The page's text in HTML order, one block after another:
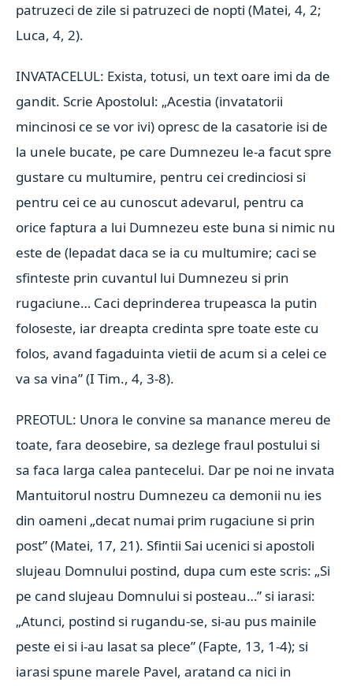
patruzeci de zile si patruzeci de nopti (Matei, 4, 2;
Luca, 4, 2).
INVATACELUL: Exista, totusi, un text oare imi da de
gandit. Scrie Apostolul: „Acestia (invatatorii
mincinosi ce se vor ivi) opresc de la casatorie isi de
la unele bucate, pe care Dumnezeu le-a facut spre
gustare cu multumire, pentru cei credinciosi si
pentru cei ce au cunoscut adevarul, pentru ca
orice faptura a lui Dumnezeu este buna si nimic nu
este de (lepadat daca se ia cu multumire; caci se
sfinteste prin cuvantul lui Dumnezeu si prin
rugaciune… Caci deprinderea trupeasca la putin
foloseste, iar dreapta credinta spre toate este cu
folos, avand fagaduinta vietii de acum si a celei ce
va sa vina” (I Tim., 4, 3-8).
PREOTUL: Unora le convine sa manance mereu de
toate, fara deosebire, sa dezlege fraul postului si
sa faca larga calea pantecelui. Dar pe noi ne invata
Mantuitorul nostru Dumnezeu ca demonii nu ies
din oameni „decat numai prim rugaciune si prin
post” (Matei, 17, 21). Sfintii Sai ucenici si apostoli
slujeau Domnului postind, dupa cum este scris: „Si
pe cand slujeau Domnului si posteau…” si iarasi:
„Atunci, postind si rugandu-se, si-au pus mainile
peste ei si i-au lasat sa plece” (Fapte, 13, 1-4); si
iarasi spune marele Pavel, aratand ca nici in